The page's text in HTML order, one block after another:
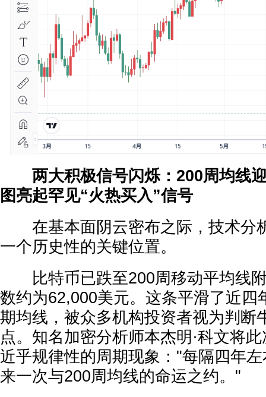
两大积极信号闪烁：200周均线
图亮起罕见“火热买入”信号
在基本面阴云密布之际，技术分
一个历史性的关键位置。
比特币已跌至200周移动平均线附
数约为62,000美元。这条平滑了近四
期均线，被众多机构投资者视为判断
点。知名加密分析师本杰明·科文将
近乎规律性的周期现象："每隔四年
来一次与200周均线的命运之约。"